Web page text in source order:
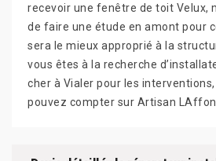
recevoir une fenêtre de toit Velux,
de faire une étude en amont pour
sera le mieux approprié à la
vous êtes à la recherche
cher à Vialer pour les
pouvez compter sur Artisan